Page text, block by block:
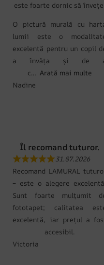
este foarte dornic să
O pictură murală cu
lumii este o
excelentă pentru un copil
a învăța și de
c
Arată mai multe
Nadine
Îl recomand tuturor.
31.07.2026
Recomand LAMURAL
– este o alegere
Sunt foarte mulțumit
fototapet; calitatea
excelentă, iar prețul a
accesibil.
Victoria